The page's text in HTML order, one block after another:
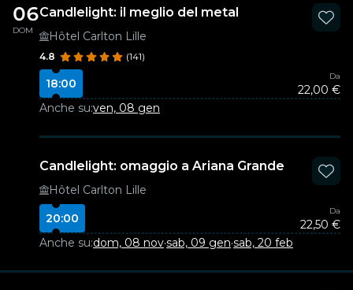
06
DOM
Candlelight: il meglio del metal
Hôtel Carlton Lille
4.8 (141)
18:00
Da
22,00 €
Anche su:ven, 08 gen
Candlelight: omaggio a Ariana Grande
Hôtel Carlton Lille
20:00
Da
22,50 €
Anche su:dom, 08 nov·sab, 09 gen·sab, 20 feb